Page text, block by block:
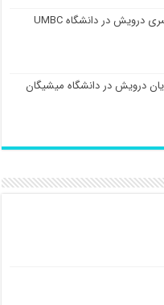
مراسم جشن دکترای کسری درویش در دانشگاه UMBC
درویش در دانشگاه میشیگان